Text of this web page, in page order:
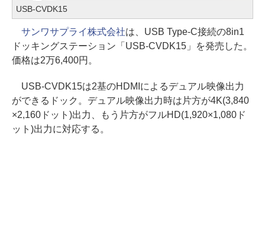
USB-CVDK15
サンワサプライ株式会社は、USB Type-C接続の8in1
ドッキングステーション「USB-CVDK15」を発売した。
価格は2万6,400円。
USB-CVDK15は2基のHDMIによるデュアル映像出力
ができるドック。デュアル映像出力時は片方が4K(3,840
×2,160ドット)出力、もう片方がフルHD(1,920×1,080ド
ット)出力に対応する。